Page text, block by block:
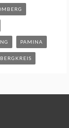
PAMINA